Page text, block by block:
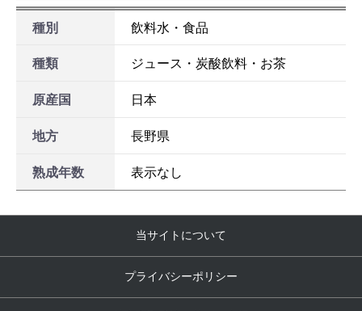
種別 飲料水・食品
種類 ジュース・炭酸飲料・お茶
原産国 日本
地方 長野県
熟成年数 表示なし
当サイトについて
プライバシーポリシー